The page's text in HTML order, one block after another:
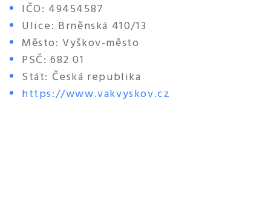
IČO: 49454587
Ulice: Brněnská 410/13
Město: Vyškov-město
PSČ: 682 01
Stát: Česká republika
https://www.vakvyskov.cz